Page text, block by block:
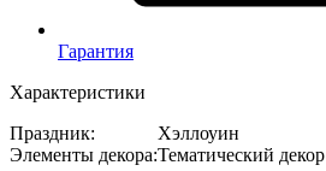
Гарантия
Характеристики
Праздник:
Хэллоуин
Элементы декора:Тематический декор